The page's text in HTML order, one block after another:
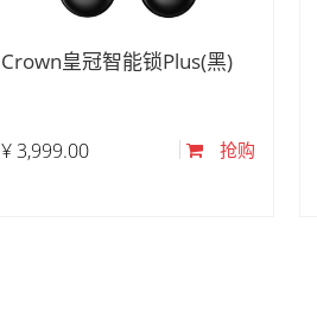
Crown皇冠智能锁Plus(黑)
¥3,999.00 抢购